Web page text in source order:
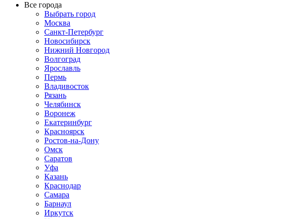
Все города
Выбрать город
Москва
Санкт-Петербург
Новосибирск
Нижний Новгород
Волгоград
Ярославль
Пермь
Владивосток
Рязань
Челябинск
Воронеж
Екатеринбург
Красноярск
Ростов-на-Дону
Омск
Саратов
Уфа
Казань
Краснодар
Самара
Барнаул
Иркутск